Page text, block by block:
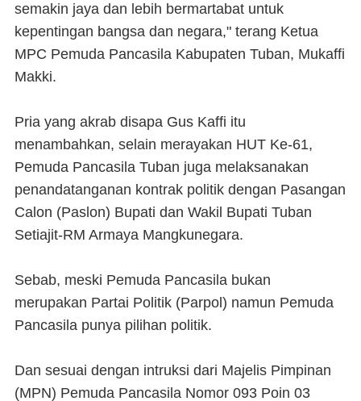
semakin jaya dan lebih bermartabat untuk
kepentingan bangsa dan negara," terang Ketua
MPC Pemuda Pancasila Kabupaten Tuban, Mukaffi
Makki.
Pria yang akrab disapa Gus Kaffi itu
menambahkan, selain merayakan HUT Ke-61,
Pemuda Pancasila Tuban juga melaksanakan
penandatanganan kontrak politik dengan Pasangan
Calon (Paslon) Bupati dan Wakil Bupati Tuban
Setiajit-RM Armaya Mangkunegara.
Sebab, meski Pemuda Pancasila bukan
merupakan Partai Politik (Parpol) namun Pemuda
Pancasila punya pilihan politik.
Dan sesuai dengan intruksi dari Majelis Pimpinan
(MPN) Pemuda Pancasila Nomor 093 Poin 03